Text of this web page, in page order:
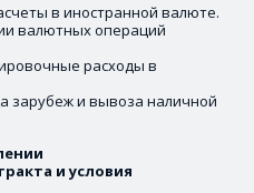
в иностранной валюте.
валютных операций
расходы в
зарубеж и вывоза наличной
и условия